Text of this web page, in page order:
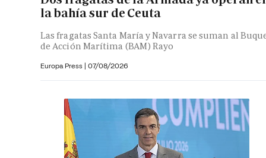
la bahía sur de Ceuta
Las fragatas Santa María y Navarra se suman al
de Acción Marítima (BAM) Rayo
Europa Press | 07/08/2026